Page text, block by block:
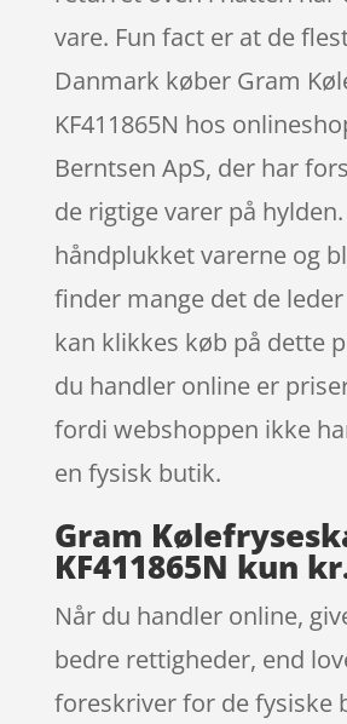
vare. Fun fact er at de
Danmark køber Gram
KF411865N hos
Berntsen ApS, der har
de rigtige varer på
håndplukket varerne og
finder mange det de
kan klikkes køb på dette
du handler online er
fordi webshoppen ikke
en fysisk butik.
Gram
KF411865N kun
Når du handler online,
bedre rettigheder, end
foreskriver for de fysiske